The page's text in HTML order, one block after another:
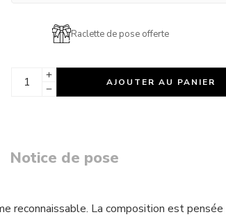
Raclette de pose offerte
AJOUTER AU PANIER
Notice de pose
reconnaissable. La composition est